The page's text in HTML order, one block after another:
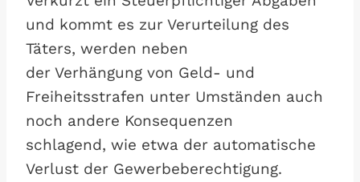
und kommt es zur Verurteilung des
Täters, werden neben
der Verhängung von Geld- und
Freiheitsstrafen unter Umständen auch
noch andere Konsequenzen
schlagend, wie etwa der automatische
Verlust der Gewerbeberechtigung.